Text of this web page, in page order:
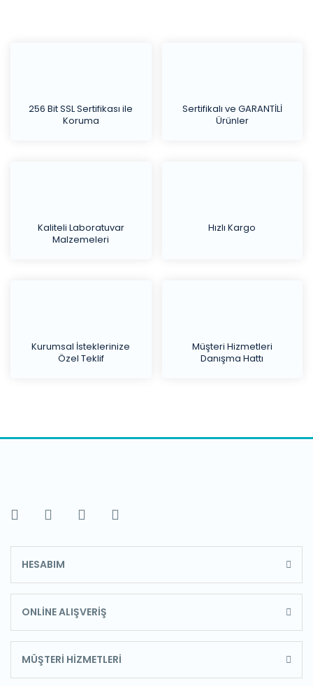
256 Bit SSL Sertifikası ile
Koruma
Sertifikalı ve GARANTİLİ
Ürünler
Kaliteli Laboratuvar
Malzemeleri
Hızlı Kargo
Kurumsal İsteklerinize
Özel Teklif
Müşteri Hizmetleri
Danışma Hattı
HESABIM
ONLİNE ALIŞVERİŞ
MÜŞTERİ HİZMETLERİ